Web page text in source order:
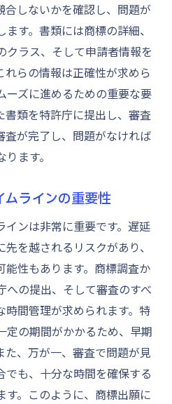
しないかを確認し、問題が
す。書類には商標の詳細、
クラス、そして申請者情報を
らの情報は正確性が求めら
ーズに進めるための重要な要
書類を特許庁に提出し、審査
査が完了し、問題がなければ
ます。
ムラインの重要性
インは非常に重要です。遅延
を越されるリスクがあり、
能性もあります。商標調査か
への提出、そして審査のすべ
時間管理が求められます。特
定の期間がかかるため、早期
た、万が一、審査で問題が見
でも、十分な時間を確保する
す。このように、商標出願に